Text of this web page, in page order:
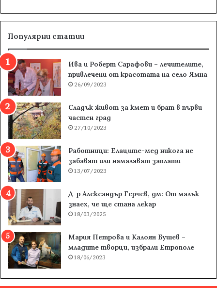
Популярни статии
Ива и Роберт Сарафови – лечителите,
привлечени от красотата на село Ямна
26/09/2023
Сладък живот за кмет и брат в първи
частен град
27/10/2023
Работници: Елаците-мед никога не
забавят или намаляват заплати
13/07/2023
Д-р Александър Герчев, дм: От малък
знаех, че ще стана лекар
18/03/2025
Мария Петрова и Калоян Бушев –
младите творци, избрали Етрополе
18/06/2023